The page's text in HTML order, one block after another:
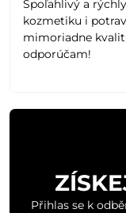
Spoľahlivý a
kozmetiku i
mimoriadne
odporúčam!
Přihlas se k